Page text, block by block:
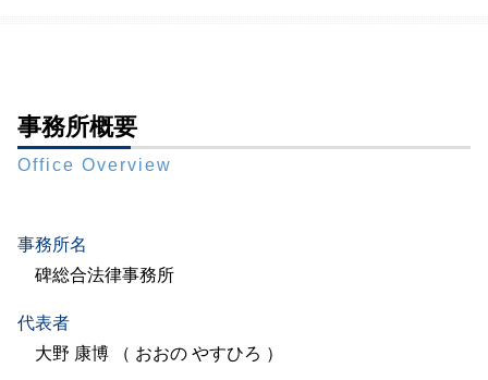
事務所概要
Office Overview
事務所名
碑総合法律事務所
代表者
大野 康博 （ おおの やすひろ ）